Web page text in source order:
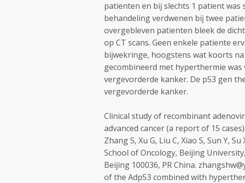
patienten en bij slechts 1 patient was
behandeling verdwenen bij twee
overgebleven patienten bleek de
op CT scans. Geen enkele patiente
bijwekringe, hoogstens wat koorts na
gecombineerd met hyperthermie
vergevorderde kanker. De p53 gen
vergevorderde kanker.
Clinical study of recombinant
advanced cancer (a report of 15 cases).
Zhang S, Xu G, Liu C, Xiao S, Sun Y,
School of Oncology, Beijing
Beijing 100036, PR China.
of the Adp53 combined with